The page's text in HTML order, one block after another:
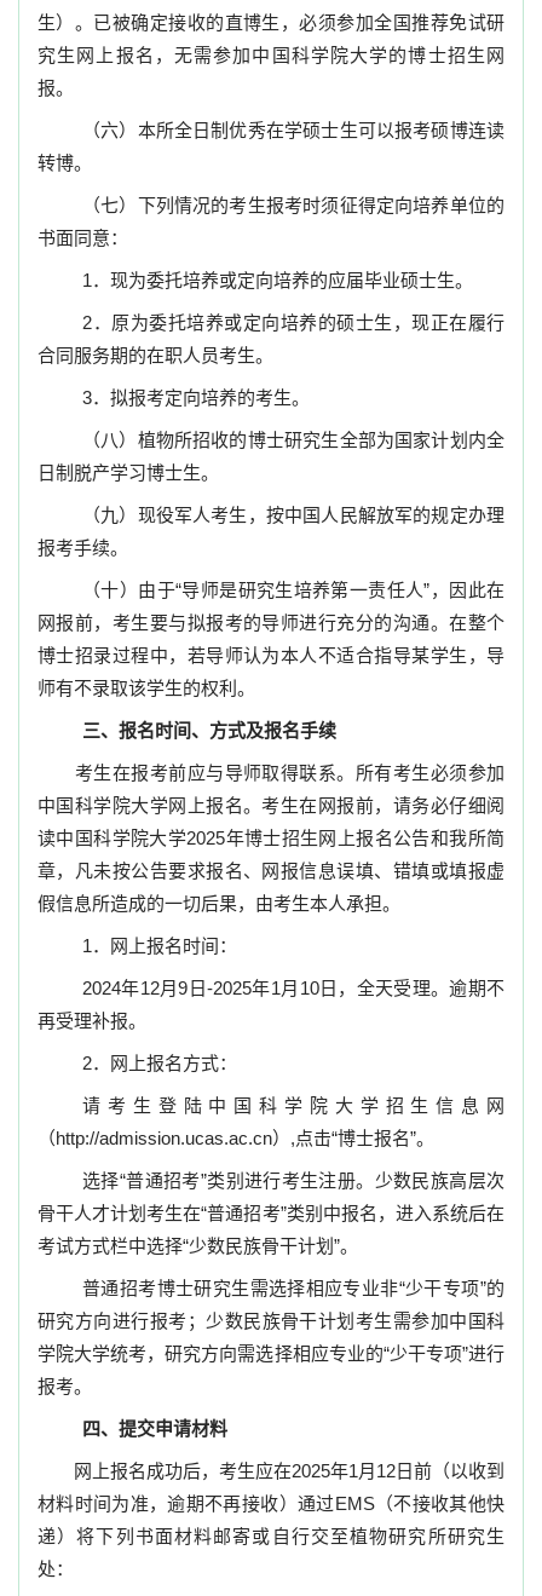
生）。已被确定接收的直博生，必须参加全国推荐免试研
究生网上报名，无需参加中国科学院大学的博士招生网
报。
（六）本所全日制优秀在学硕士生可以报考硕博连读
转博。
（七）下列情况的考生报考时须征得定向培养单位的
书面同意：
1．现为委托培养或定向培养的应届毕业硕士生。
2．原为委托培养或定向培养的硕士生，现正在履行
合同服务期的在职人员考生。
3．拟报考定向培养的考生。
（八）植物所招收的博士研究生全部为国家计划内全
日制脱产学习博士生。
（九）现役军人考生，按中国人民解放军的规定办理
报考手续。
（十）由于“导师是研究生培养第一责任人”，因此在
网报前，考生要与拟报考的导师进行充分的沟通。在整个
博士招录过程中，若导师认为本人不适合指导某学生，导
师有不录取该学生的权利。
三、报名时间、方式及报名手续
考生在报考前应与导师取得联系。所有考生必须参加
中国科学院大学网上报名。考生在网报前，请务必仔细阅
读中国科学院大学2025年博士招生网上报名公告和我所简
章，凡未按公告要求报名、网报信息误填、错填或填报虚
假信息所造成的一切后果，由考生本人承担。
1．网上报名时间：
2024年12月9 日-2025年1月 10日，全天受理。逾期不
再受理补报。
2．网上报名方式：
请考生登陆中国科学院大学招生信息网
（http://admission.ucas.ac.cn） ,点击“博士报名”。
选择“普通招考”类别进行考生注册。少数民族高层次
骨干人才计划考生在“普通招考”类别中报名，进入系统后在
考试方式栏中选择“少数民族骨干计划”。
普通招考博士研究生需选择相应专业非“少干专项”的
研究方向进行报考；少数民族骨干计划考生需参加中国科
学院大学统考，研究方向需选择相应专业的“少干专项”进行
报考。
四、提交申请材料
网上报名成功后，考生应在2025年1月 12日前（以收到
材料时间为准，逾期不再接收）通过EMS（不接收其他快
递）将下列书面材料邮寄或自行交至植物研究所研究生
处：